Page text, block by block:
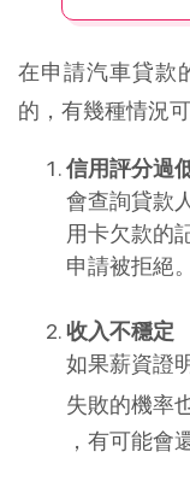
在申請汽車貸款
的，有幾種情況
信用評分過
會查詢貸款
用卡欠款的
申請被拒絕。
收入不穩定
如果薪資證
失敗的機率
，有可能會